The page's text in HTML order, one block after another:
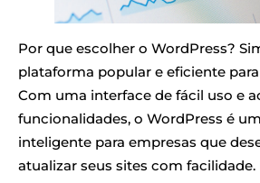
Por que escolher o WordPress?
plataforma popular e eficiente
Com uma interface de fácil uso e
funcionalidades, o WordPress é
inteligente para empresas que
atualizar seus sites com facilidade.